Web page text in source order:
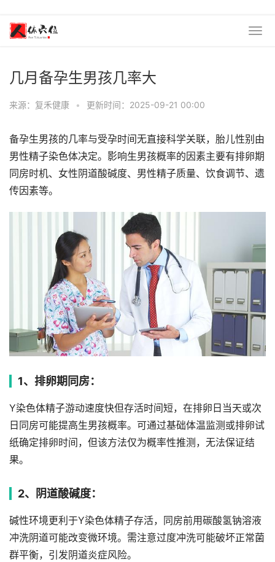
几月备孕生男孩几率大
来源：复禾健康 • 更新时间：2025-09-21 00:00
备孕生男孩的几率与受孕时间无直接科学关联，胎儿性别由
男性精子染色体决定。影响生男孩概率的因素主要有排卵期
同房时机、女性阴道酸碱度、男性精子质量、饮食调节、遗
传因素等。
1、排卵期同房：
Y染色体精子游动速度快但存活时间短，在排卵日当天或次
日同房可能提高生男孩概率。可通过基础体温监测或排卵试
纸确定排卵时间，但该方法仅为概率性推测，无法保证结
果。
2、阴道酸碱度：
碱性环境更利于Y染色体精子存活，同房前用碳酸氢钠溶液
冲洗阴道可能改变微环境。需注意过度冲洗可能破坏正常菌
群平衡，引发阴道炎症风险。